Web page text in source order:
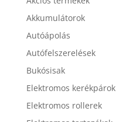
Akkumulátorok
Autóápolás
Autófelszerelések
Bukósisak
Elektromos kerékpárok
Elektromos rollerek